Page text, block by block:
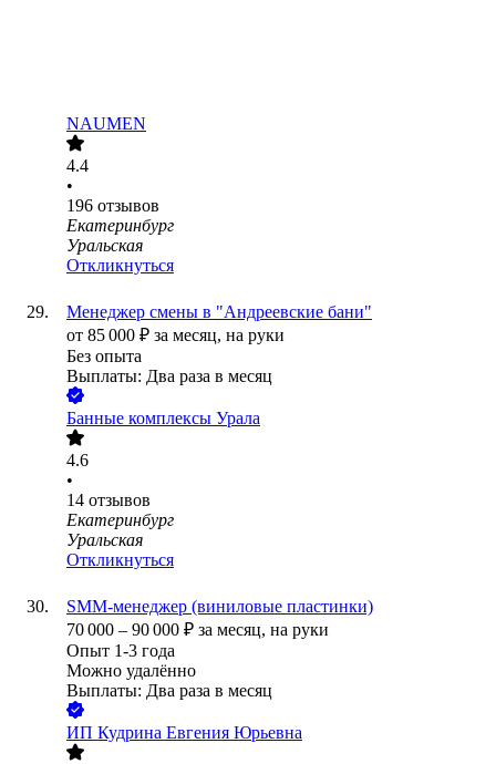
NAUMEN
4.4
•
196 отзывов
Екатеринбург
Уральская
Откликнуться
Менеджер смены в "Андреевские бани"
от 85 000 ₽ за месяц, на руки
Без опыта
Выплаты: Два раза в месяц
Банные комплексы Урала
4.6
•
14 отзывов
Екатеринбург
Уральская
Откликнуться
SMM-менеджер (виниловые пластинки)
70 000 – 90 000 ₽ за месяц, на руки
Опыт 1-3 года
Можно удалённо
Выплаты: Два раза в месяц
ИП Кудрина Евгения Юрьевна